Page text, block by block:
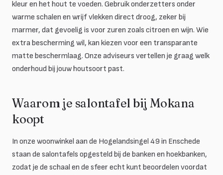
kleur en het hout te voeden. Gebruik onderzetters onder
warme schalen en wrijf vlekken direct droog, zeker bij
marmer, dat gevoelig is voor zuren zoals citroen en wijn. Wie
extra bescherming wil, kan kiezen voor een transparante
matte beschermlaag. Onze adviseurs vertellen je graag welk
onderhoud bij jouw houtsoort past.
Waarom je salontafel bij Mokana
koopt
In onze woonwinkel aan de Hogelandsingel 49 in Enschede
staan de salontafels opgesteld bij de banken en hoekbanken,
zodat je de schaal en de sfeer echt kunt beoordelen voordat